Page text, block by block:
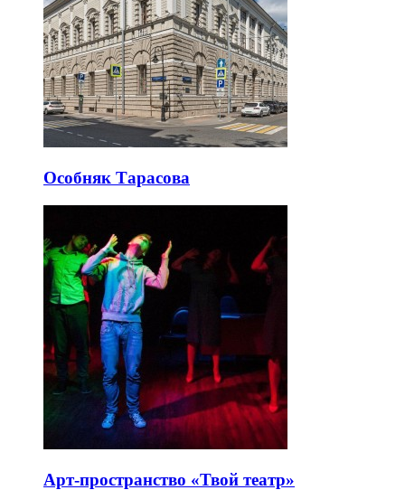
Особняк Тарасова
Арт-пространство «Твой театр»